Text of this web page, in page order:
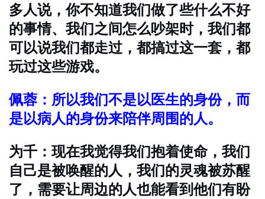
多人说，你不知道我们做了些什么不好
的事情、我们之间怎么吵架时，我们都
可以说我们都走过，都搞过这一套，都
玩过这些游戏。
佩蓉：所以我们不是以医生的身份，而
是以病人的身份来陪伴周围的人。
为千：现在我觉得我们抱着使命，我们
自己是被唤醒的人，我们的灵魂被苏醒
了，需要让周边的人也能看到他们有盼